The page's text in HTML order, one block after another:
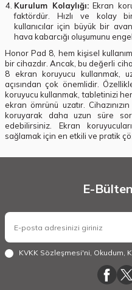
Kurulum Kolaylığı:Ekran
faktördür. Hızlı ve kolay
kullanıcılar için büyük bir
hava kabarcığı oluşumunu
Honor Pad 8, hem kişisel
bir cihazdır. Ancak, bu değerli
8 ekran koruyucu kullanmak,
açısından çok önemlidir.
koruyucu kullanmak, tabletinizi
ekran ömrünü uzatır.
koruyarak daha uzun süre
edebilirsiniz. Ekran
sağlamak için en etkili ve pratik
E-
KVKK Sözleşmesi'ni, Okudum,